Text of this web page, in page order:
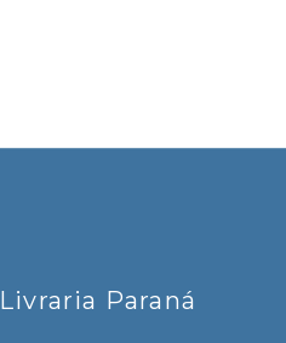
Livraria Paraná